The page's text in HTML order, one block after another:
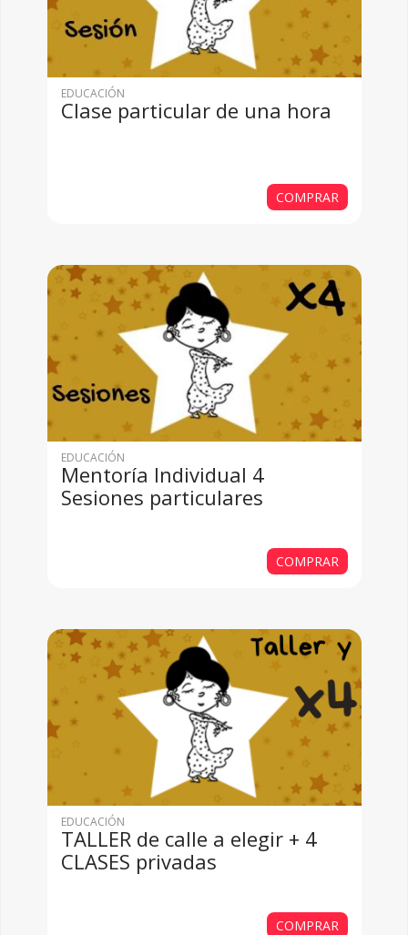
EDUCACIÓN
Clase particular de una hora
COMPRAR
EDUCACIÓN
Mentoría Individual 4
Sesiones particulares
COMPRAR
EDUCACIÓN
TALLER de calle a elegir + 4
CLASES privadas
COMPRAR